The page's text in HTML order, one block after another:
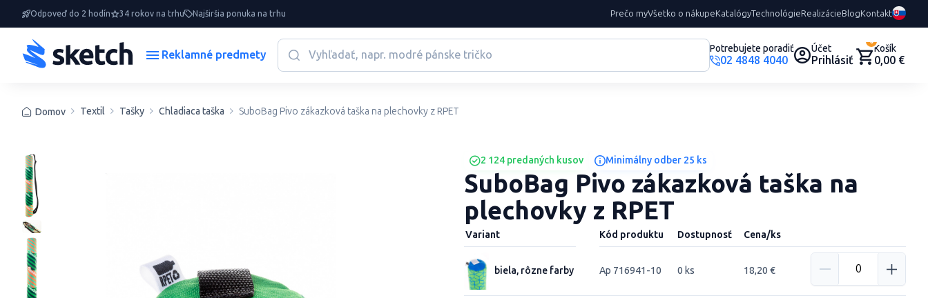
Odpoveď do 2 hodín 34 rokov na trhu Najširšia ponuka na trhu Prečo myVšetko o nákupeKatalógyTechnológieRealizácieBlogKontakt
Reklamné predmety Potrebujete poradiť
02 4848 4040
Účet
Prihlásiť
0
Košík
0,00 €
Domov Textil Tašky Chladiaca taška SuboBag Pivo zákazková taška na plechovky z RPET
2 124 predaných kusov Minimálny odber 25 ks
SuboBag Pivo zákazková taška na
plechovky z RPET
Variant Kód produktu Dostupnosť Cena/ks
biela, rôzne farby Ap 716941-10 0 ks 18,20 €